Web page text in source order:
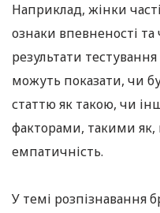
Наприклад, жінки
ознаки впевненості та
результати
можуть показати, чи
статтю як такою, чи
факторами, такими як,
емпатичність.
У темі розпізнавання